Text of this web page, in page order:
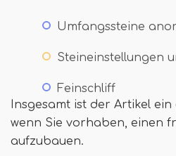
Umfangssteine
Steineinstellungen
Feinschliff
Insgesamt ist der Artikel
wenn Sie vorhaben, einen
aufzubauen.